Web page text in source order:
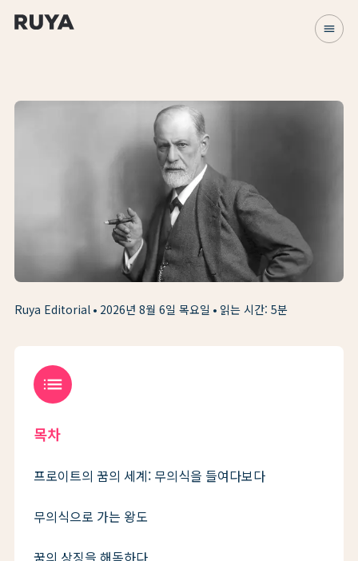
menu
Ruya Editorial 2026년 8월 6일 목요일 읽는 시간: 5분
list
목차
프로이트의 꿈의 세계: 무의식을 들여다보다
무의식으로 가는 왕도
꿈의 상징을 해독하다